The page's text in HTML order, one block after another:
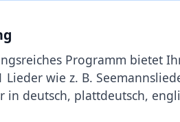
Programm bietet
Lieder wie z. B.
in deutsch, plattdeutsch,